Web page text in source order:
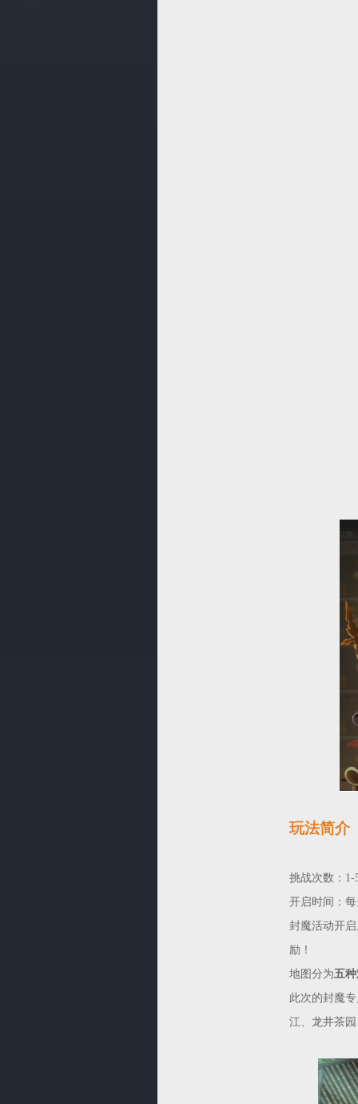
玩法简介
挑战次数：1-
开启时间：
封魔活动开
励！
地图分为五
此次的封魔
江、龙井茶